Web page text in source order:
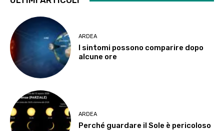
ARDEA
I sintomi possono comparire dopo
alcune ore
ARDEA
Perché guardare il Sole è pericoloso